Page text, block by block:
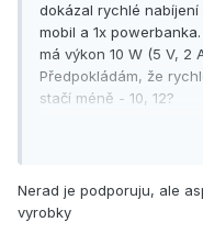
dokázal rychlé
mobil a 1x
má výkon 10 W (5 V, 2
Předpokládám, že
stačí méně - 10, 12?
Baseus
Píší tam, že "Nabíjet
současně
Nerad je podporuju, ale
vyrobky